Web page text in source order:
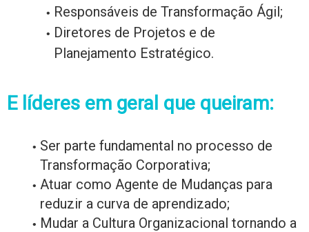
Responsáveis de Transformação Ágil;
Diretores de Projetos e de
Planejamento Estratégico.
E líderes em geral que queiram:
Ser parte fundamental no processo de
Transformação Corporativa;
Atuar como Agente de Mudanças para
reduzir a curva de aprendizado;
Mudar a Cultura Organizacional tornando a